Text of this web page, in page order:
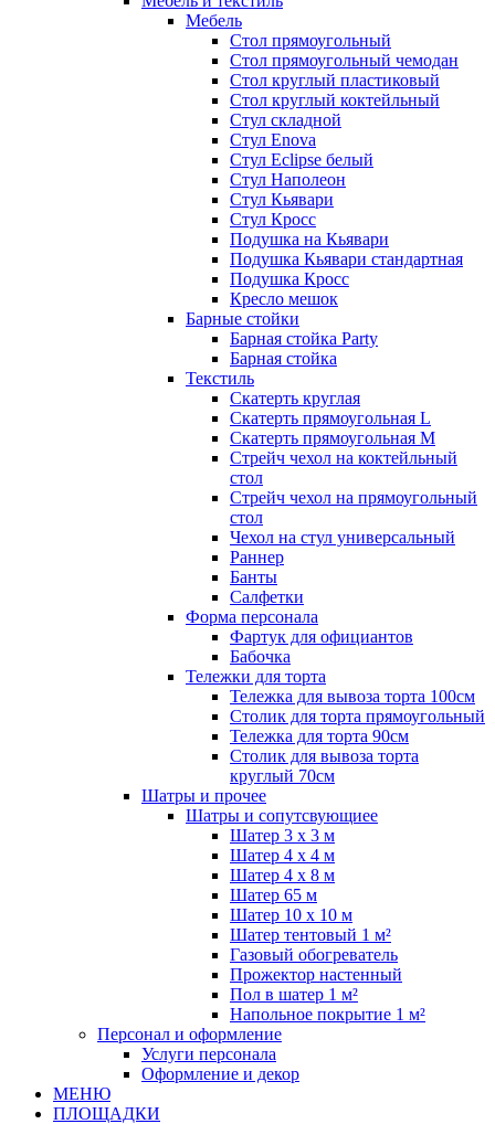
Мебель
Стол прямоугольный
Стол прямоугольный чемодан
Стол круглый пластиковый
Стол круглый коктейльный
Стул складной
Стул Enova
Стул Eclipse белый
Стул Наполеон
Стул Кьявари
Стул Кросс
Подушка на Кьявари
Подушка Кьявари стандартная
Подушка Кросс
Кресло мешок
Барные стойки
Барная стойка Party
Барная стойка
Текстиль
Скатерть круглая
Скатерть прямоугольная L
Скатерть прямоугольная M
Стрейч чехол на коктейльный
стол
Стрейч чехол на прямоугольный
стол
Чехол на стул универсальный
Раннер
Банты
Салфетки
Форма персонала
Фартук для официантов
Бабочка
Тележки для торта
Тележка для вывоза торта 100см
Столик для торта прямоугольный
Тележка для торта 90см
Столик для вывоза торта
круглый 70см
Шатры и прочее
Шатры и сопутсвующиее
Шатер 3 х 3 м
Шатер 4 х 4 м
Шатер 4 х 8 м
Шатер 65 м
Шатер 10 х 10 м
Шатер тентовый 1 м²
Газовый обогреватель
Прожектор настенный
Пол в шатер 1 м²
Напольное покрытие 1 м²
Персонал и оформление
Услуги персонала
Оформление и декор
МЕНЮ
ПЛОЩАДКИ